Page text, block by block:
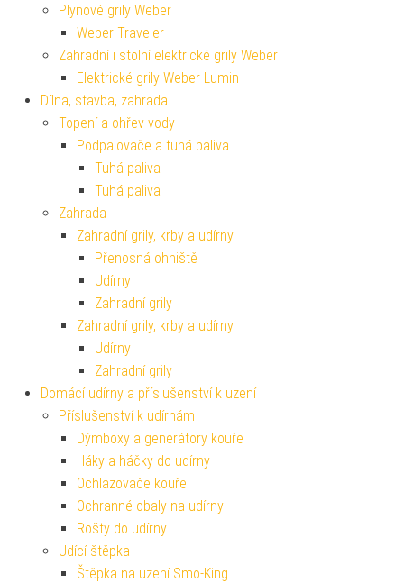
Plynové grily Weber
Weber Traveler
Zahradní i stolní elektrické grily Weber
Elektrické grily Weber Lumin
Dílna, stavba, zahrada
Topení a ohřev vody
Podpalovače a tuhá paliva
Tuhá paliva
Tuhá paliva
Zahrada
Zahradní grily, krby a udírny
Přenosná ohniště
Udírny
Zahradní grily
Zahradní grily, krby a udírny
Udírny
Zahradní grily
Domácí udírny a příslušenství k uzení
Příslušenství k udírnám
Dýmboxy a generátory kouře
Háky a háčky do udírny
Ochlazovače kouře
Ochranné obaly na udírny
Rošty do udírny
Udící štěpka
Štěpka na uzení Smo-King